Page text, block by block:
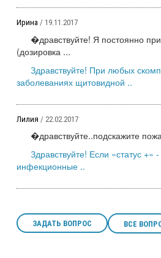
Ирина / 19.11.2017
�дравствуйте! Я постоянно
(дозировка ...
Здравствуйте! При любых
заболеваниях щитовидной ..
Лилия / 22.02.2017
�дравствуйте..подскажите
Здравствуйте! Если «статус
инфекционные ..
ЗАДАТЬ ВОПРОС ВСЕ